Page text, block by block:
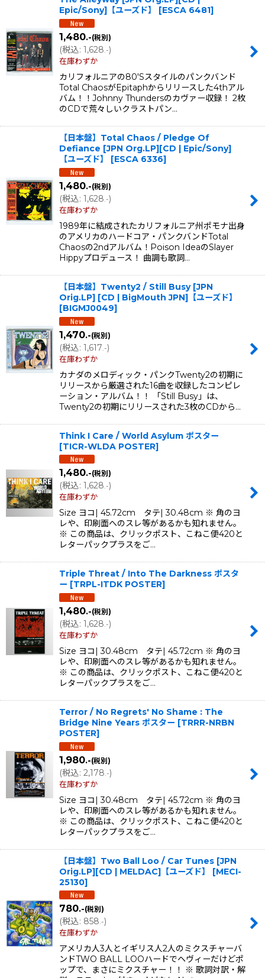
Epic/Sony]【ユーズド】
[ESCA 6481]
1,480.-(税別)
(税込: 1,628.-)
在庫わずか
カリフォルニアの80'Sスタイルのパンクバンド
Total ChaosがEpitaphからリリースした4thアル
バム！！Johnny Thundersのカヴァー収録！ 2枚
のCDで荒々しいクラストパン…
【日本盤】Total Chaos / Pledge Of
Defiance [JPN Org.LP][CD | Epic/Sony]
【ユーズド】
[ESCA 6336]
1,480.-(税別)
(税込: 1,628 .-)
在庫わずか
1989年に結成されたカリフォルニア州ポモナ出身
のアメリカのハードコア・パンクバンドTotal
Chaosの2ndアルバム！Poison IdeaのSlayer
Hippyプロデュース！ 曲調も歌詞…
【日本盤】Twenty2 / Still Busy [JPN
Orig.LP] [CD | BigMouth JPN]【ユーズド】
[BIGMJ0049]
1,470.-(税別)
(税込: 1,617 .-)
在庫わずか
カナダのメロディック・パンクTwenty2の初期に
リリースから厳選された16曲を収録したコンピレ
ーション・アルバム！！ 「Still Busy」は、
Twenty2の初期にリリースされた3枚のCDから…
Think I Care / World Asylum ポスター
[TICR-WLDA POSTER]
1,480.-(税別)
(税込: 1,628.-)
在庫わずか
Size ヨコ| 45.72cm タテ| 30.48cm ※ 角のヨ
レや、印刷面へのスレ等があるかも知れません。
※ この商品は、クリックポスト、こねこ便420と
レターパックプラスをご…
Triple Threat / Into The Darkness ポスタ
ー [TRPL-ITDK POSTER]
1,480.-(税別)
(税込: 1,628.-)
在庫わずか
Size ヨコ| 30.48cm タテ| 45.72cm ※ 角のヨ
レや、印刷面へのスレ等があるかも知れません。
※ この商品は、クリックポスト、こねこ便420と
レターパックプラスをご…
Terror / No Regrets' No Shame : The
Bridge Nine Years ポスター [TRRR-NRBN
POSTER]
1,980.-(税別)
(税込: 2,178 .-)
在庫わずか
Size ヨコ| 30.48cm タテ| 45.72cm ※ 角のヨ
レや、印刷面へのスレ等があるかも知れません。
※ この商品は、クリックポスト、こねこ便420と
レターパックプラスをご…
【日本盤】Two Ball Loo / Car Tunes [JPN
Orig.LP][CD | MELDAC]【ユーズド】
[MECI-
25130]
780.-(税別)
(税込: 858.-)
在庫わずか
アメリカ人3人とイギリス人2人のミクスチャーバ
ンドTWO BALL LOOハードでヘヴィーだけどポ
ップで、まさにミクスチャー！！ ※ 歌詞対訳・解